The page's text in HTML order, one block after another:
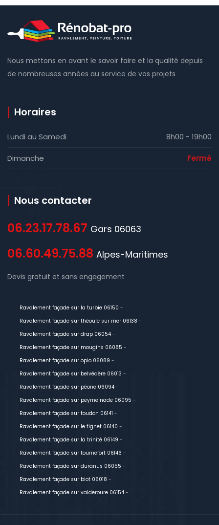
Nous mettons en avant le savoir faire et la qualité depuis
de nombreuses années au service de vos projets
Horaires
Lundi au Samedi 8h00 - 19h00
Dimanche Fermé
Nous contacter
06.23.17.78.67 Gars 06063
06.60.49.75.88 Alpes-Maritimes
Devis gratuit et sans engagement
Ravalement façade sur la turbie 06150 -
Ravalement façade sur théoule sur mer 06138 -
Ravalement façade sur drap 06054 -
Ravalement façade sur mougins 06085 -
Ravalement façade sur opio 06089 -
Ravalement façade sur belvédère 06013 -
Ravalement façade sur péone 06094 -
Ravalement façade sur peymeinade 06095 -
Ravalement façade sur toudon 06141 -
Ravalement façade sur le tignet 06140 -
Ravalement façade sur la trinité 06149 -
Ravalement façade sur tournefort 06146 -
Ravalement façade sur duranus 06055 -
Ravalement façade sur biot 06018 -
Ravalement façade sur valderoure 06154 -